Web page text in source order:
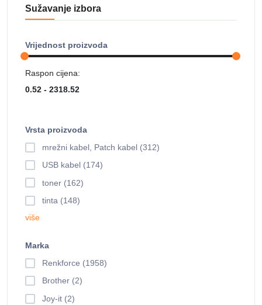
Sužavanje izbora
Vrijednost proizvoda
Raspon cijena:
Vrsta proizvoda
mrežni kabel, Patch kabel (312)
USB kabel (174)
toner (162)
tinta (148)
više
Marka
Renkforce (1958)
Brother (2)
Joy-it (2)